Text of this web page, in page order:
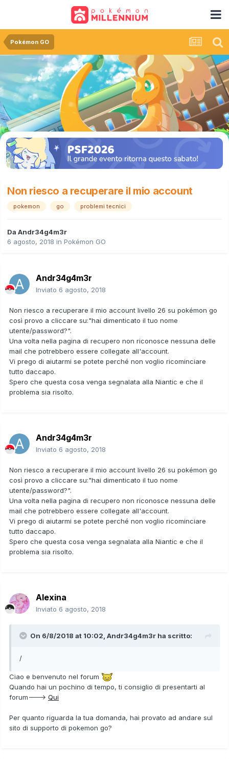
Pokémon GO
Non riesco a recuperare il mio account
pokemon go problemi tecnici
Da Andr34g4m3r
6 agosto, 2018 in Pokémon GO
Andr34g4m3r
Inviato 6 agosto, 2018
Non riesco a recuperare il mio account livello 26 su pokémon go
così provo a cliccare su:"hai dimenticato il tuo nome
utente/password?".
Una volta nella pagina di recupero non riconosce nessuna delle
mail che potrebbero essere collegate all'account.
Vi prego di aiutarmi se potete perché non voglio ricominciare
tutto daccapo.
Spero che questa cosa venga segnalata alla Niantic e che il
problema sia risolto.
Andr34g4m3r
Inviato 6 agosto, 2018
Non riesco a recuperare il mio account livello 26 su pokémon go
così provo a cliccare su:"hai dimenticato il tuo nome
utente/password?".
Una volta nella pagina di recupero non riconosce nessuna delle
mail che potrebbero essere collegate all'account.
Vi prego di aiutarmi se potete perché non voglio ricominciare
tutto daccapo.
Spero che questa cosa venga segnalata alla Niantic e che il
problema sia risolto.
Alexina
Inviato 6 agosto, 2018
On 6/8/2018 at 10:02, Andr34g4m3r ha scritto:
/
Ciao e benvenuto nel forum
Quando hai un pochino di tempo, ti consiglio di presentarti al
forum---> Qui
Per quanto riguarda la tua domanda, hai provato ad andare sul
sito di supporto di pokemon go?